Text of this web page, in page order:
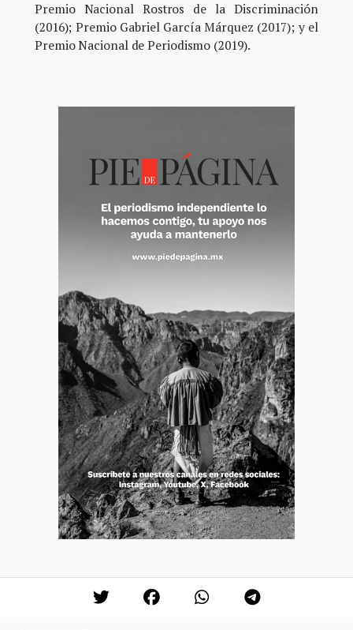
Premio Nacional Rostros de la Discriminación
(2016); Premio Gabriel García Márquez (2017); y el
Premio Nacional de Periodismo (2019).